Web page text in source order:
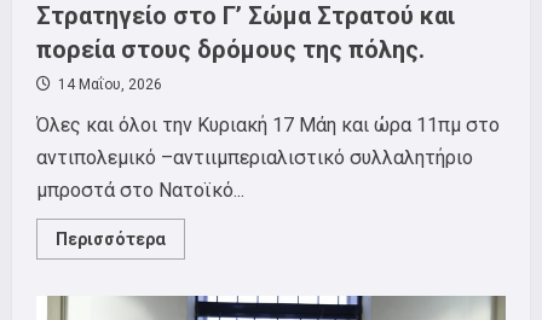
Στρατηγείο στο Γ’ Σώμα Στρατού και
πορεία στους δρόμους της πόλης.
14 Μαΐου, 2026
Όλες και όλοι την Κυριακή 17 Μάη και ώρα 11πμ στο
αντιπολεμικό –αντιιμπεριαλιστικό συλλαλητήριο
μπροστά στο Νατοϊκό...
Περισσότερα
more